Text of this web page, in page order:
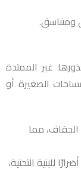
ومتناسق.
غير الممتدة
الصغيرة أو
الجفاف، مما
للبنية التحتية،